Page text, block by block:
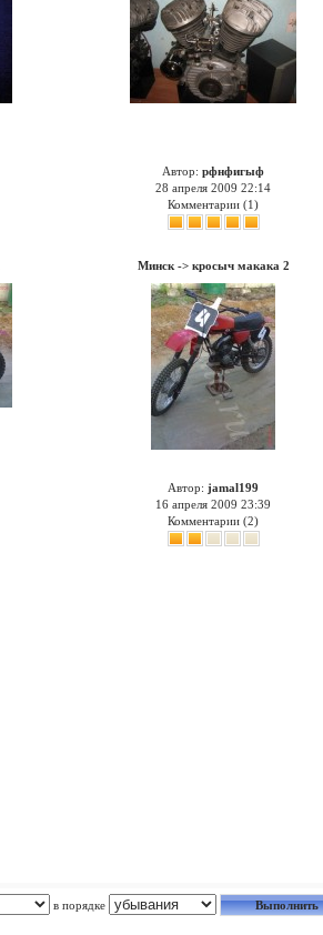
Автор: рфнфигыф
28 апреля 2009 22:14
Комментарии (1)
Минск-> кросыч макака 2
Автор: jamal199
16 апреля 2009 23:39
Комментарии (2)
в порядке